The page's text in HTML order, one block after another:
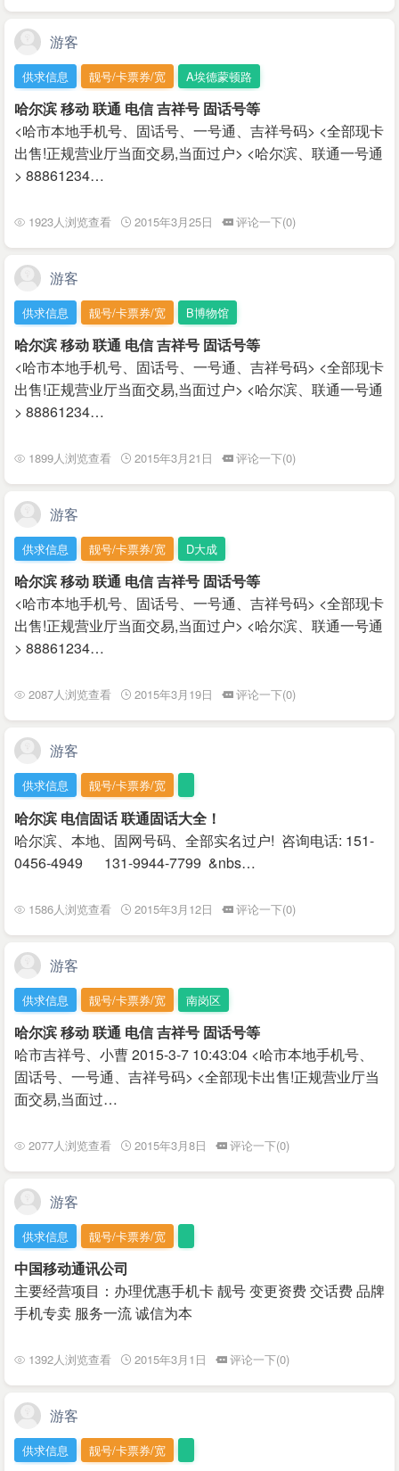
游客
供求信息 靓号/卡票券/宽 A埃德蒙顿路
哈尔滨 移动 联通 电信 吉祥号 固话号等
<哈市本地手机号、固话号、一号通、吉祥号码> <全部现卡
出售!正规营业厅当面交易,当面过户> <哈尔滨、联通一号通
> 88861234…
1923人浏览查看 2015年3月25日 评论一下(0)
游客
供求信息 靓号/卡票券/宽 B博物馆
哈尔滨 移动 联通 电信 吉祥号 固话号等
<哈市本地手机号、固话号、一号通、吉祥号码> <全部现卡
出售!正规营业厅当面交易,当面过户> <哈尔滨、联通一号通
> 88861234…
1899人浏览查看 2015年3月21日 评论一下(0)
游客
供求信息 靓号/卡票券/宽 D大成
哈尔滨 移动 联通 电信 吉祥号 固话号等
<哈市本地手机号、固话号、一号通、吉祥号码> <全部现卡
出售!正规营业厅当面交易,当面过户> <哈尔滨、联通一号通
> 88861234…
2087人浏览查看 2015年3月19日 评论一下(0)
游客
供求信息 靓号/卡票券/宽
哈尔滨 电信固话 联通固话大全！
哈尔滨、本地、固网号码、全部实名过户! 咨询电话: 151-
0456-4949 131-9944-7799 &nbs…
1586人浏览查看 2015年3月12日 评论一下(0)
游客
供求信息 靓号/卡票券/宽 南岗区
哈尔滨 移动 联通 电信 吉祥号 固话号等
哈市吉祥号、小曹 2015-3-7 10:43:04 <哈市本地手机号、
固话号、一号通、吉祥号码> <全部现卡出售!正规营业厅当
面交易,当面过…
2077人浏览查看 2015年3月8日 评论一下(0)
游客
供求信息 靓号/卡票券/宽
中国移动通讯公司
主要经营项目：办理优惠手机卡 靓号 变更资费 交话费 品牌
手机专卖 服务一流 诚信为本
1392人浏览查看 2015年3月1日 评论一下(0)
游客
供求信息 靓号/卡票券/宽